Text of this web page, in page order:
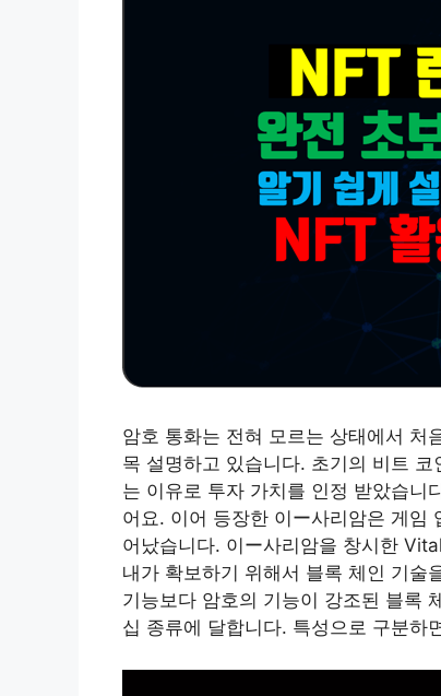
암호 통화는 전혀 모르는 상태에서 처
목 설명하고 있습니다. 초기의 비트
는 이유로 투자 가치를 인정 받았습니
어요. 이어 등장한 이ー사리암은 게임
어났습니다. 이ー사리암을 창시한
내가 확보하기 위해서 블록 체인 기술
기능보다 암호의 기능이 강조된 블록
십 종류에 달합니다. 특성으로 구분하